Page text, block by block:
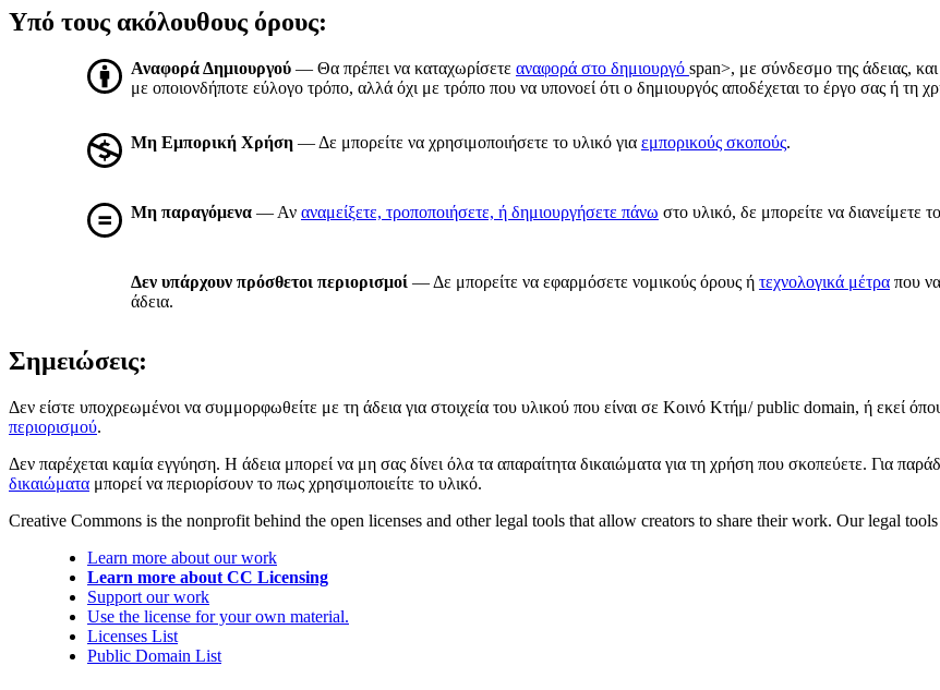
Υπό τους ακόλουθους όρους:
Αναφορά Δημιουργού — Θα πρέπει να καταχωρίσετε αναφορά στο δημιουργό span>, με σύνδεσμο της άδειας, και
με οποιονδήποτε εύλογο τρόπο, αλλά όχι με τρόπο που να υπονοεί ότι ο δημιουργός αποδέχεται το έργο σας ή τη
Μη Εμπορική Χρήση — Δε μπορείτε να χρησιμοποιήσετε το υλικό για εμπορικούς σκοπούς.
Μη παραγόμενα — Αν αναμείξετε, τροποποιήσετε, ή δημιουργήσετε πάνω στο υλικό, δε μπορείτε να διανείμετε
Δεν υπάρχουν πρόσθετοι περιορισμοί — Δε μπορείτε να εφαρμόσετε νομικούς όρους ή τεχνολογικά μέτρα που
άδεια.
Σημειώσεις:
Δεν είστε υποχρεωμένοι να συμμορφωθείτε με τη άδεια για στοιχεία του υλικού που είναι σε Κοινό Κτήμ/ public domain, ή εκεί
περιορισμού.
Δεν παρέχεται καμία εγγύηση. Η άδεια μπορεί να μη σας δίνει όλα τα απαραίτητα δικαιώματα για τη χρήση που σκοπεύετε. Για
δικαιώματα μπορεί να περιορίσουν το πως χρησιμοποιείτε το υλικό.
Creative Commons is the nonprofit behind the open licenses and other legal tools that allow creators to share their work. Our legal tools
Learn more about our work
Learn more about CC Licensing
Support our work
Use the license for your own material.
Licenses List
Public Domain List